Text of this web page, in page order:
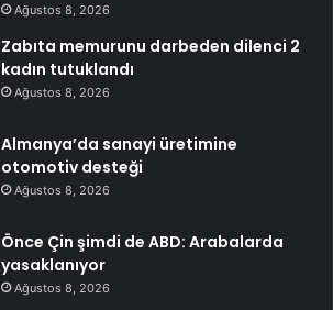
Ağustos 8, 2026
Zabıta memurunu darbeden dilenci 2
kadın tutuklandı
Ağustos 8, 2026
Almanya’da sanayi üretimine
otomotiv desteği
Ağustos 8, 2026
Önce Çin şimdi de ABD: Arabalarda
yasaklanıyor
Ağustos 8, 2026